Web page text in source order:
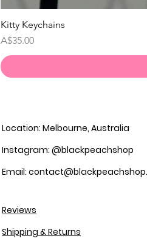
Kitty Keychains
価格
A$35.00
Location: Melbourne, Australia
Instagram: @blackpeachshop
Email:
Reviews
Shipping & Returns